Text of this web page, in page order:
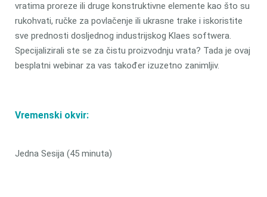
vratima proreze ili druge konstruktivne elemente kao što su
rukohvati, ručke za povlačenje ili ukrasne trake i iskoristite
sve prednosti dosljednog industrijskog Klaes softwera.
Specijalizirali ste se za čistu proizvodnju vrata? Tada je ovaj
besplatni webinar za vas također izuzetno zanimljiv.
Vremenski okvir:
Jedna Sesija (45 minuta)